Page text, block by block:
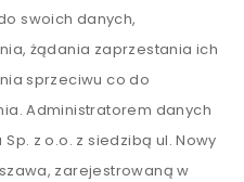
swoich danych,
żądania zaprzestania ich
sprzeciwu co do
Administratorem danych
z o.o. z siedzibą ul. Nowy
zarejestrowaną w